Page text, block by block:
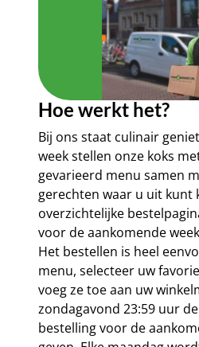
Hoe werkt het?
Bij ons staat culinair
week stellen onze koks
gevarieerd menu samen
gerechten waar u uit kunt
overzichtelijke
voor de aankomende
Het bestellen is heel
menu, selecteer uw
voeg ze toe aan uw
zondagavond 23:59 uur
bestelling voor de